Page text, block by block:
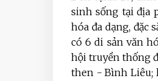
sinh sống tại địa
hóa đa dạng, đặc
có 6 di sản văn
hội truyền thống
then - Bình Liêu;